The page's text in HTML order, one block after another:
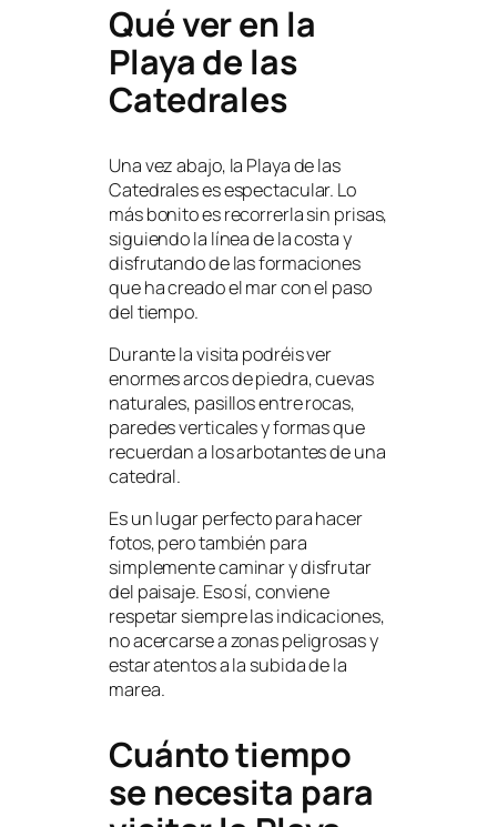
Qué ver en la
Playa de las
Catedrales
Una vez abajo, la Playa de las
Catedrales es espectacular. Lo
más bonito es recorrerla sin prisas,
siguiendo la línea de la costa y
disfrutando de las formaciones
que ha creado el mar con el paso
del tiempo.
Durante la visita podréis ver
enormes arcos de piedra, cuevas
naturales, pasillos entre rocas,
paredes verticales y formas que
recuerdan a los arbotantes de una
catedral.
Es un lugar perfecto para hacer
fotos, pero también para
simplemente caminar y disfrutar
del paisaje. Eso sí, conviene
respetar siempre las indicaciones,
no acercarse a zonas peligrosas y
estar atentos a la subida de la
marea.
Cuánto tiempo
se necesita para